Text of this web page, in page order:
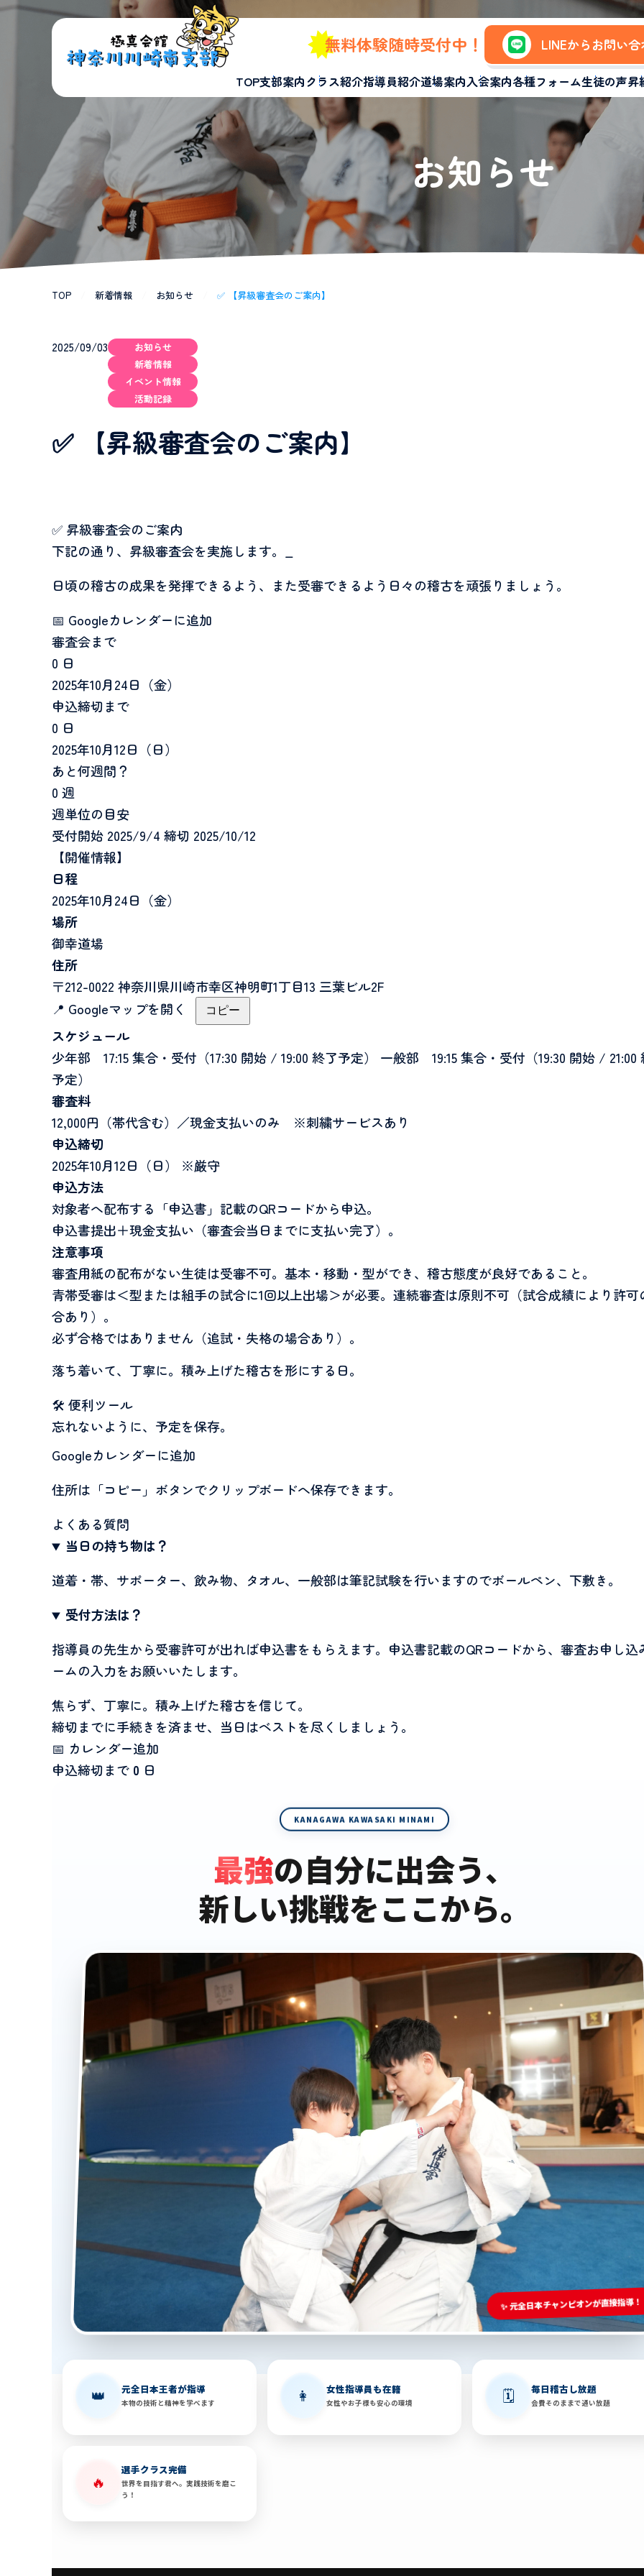
TOP支部案内クラス紹介指導員紹介道場案内入会案内各種フォーム生徒の声昇
無料体験随時受付中！ LINEからお問い
お知らせ
TOP 新着情報 お知らせ ✅ 【昇級審査会のご案内】
2025/09/03
お知らせ
新着情報
イベント情報
活動記録
✅ 【昇級審査会のご案内】
✅ 昇級審査会のご案内
下記の通り、 昇級審査会を実施します。
日頃の稽古の成果を発揮できるよう、また受審できるよう日々の稽古を頑張りましょう。
📅 Googleカレンダーに追加
審査会まで
0 日
2025年10月24日（金）
申込締切まで
0 日
2025年10月12日（日）
あと何週間？
0 週
週単位の目安
受付開始 2025/9/4 締切 2025/10/12
【開催情報】
日程
2025年10月24日（金）
場所
御幸道場
住所
〒212-0022 神奈川県川崎市幸区神明町1丁目13 三葉ビル2F
📍 Googleマップを開く コピー
スケジュール
少年部 17:15 集合・受付（17:30 開始 / 19:00 終了予定）
一般部 19:15 集合・受付（19:30 開始 / 21:00
予定）
審査料
12,000円（帯代含む）／現金支払いのみ ※刺繍サービスあり
申込締切
2025年10月12日（日） ※厳守
申込方法
対象者へ配布する「申込書」記載のQRコードから申込。
申込書提出＋現金支払い（審査会当日までに支払い完了）。
注意事項
審査用紙の配布がない生徒は受審不可。基本・移動・型ができ、稽古態度が良好であること。
青帯受審は＜型または組手の試合に1回以上出場＞が必要。連続審査は原則不可（試合成績により許可
合あり）。
必ず合格ではありません（追試・失格の場合あり）。
落ち着いて、丁寧に。積み上げた稽古を形にする日。
🛠 便利ツール
忘れないように、予定を保存。
Googleカレンダーに追加
住所は「コピー」ボタンでクリップボードへ保存できます。
よくある質問
当日の持ち物は？
道着・帯、サポーター、飲み物、タオル、 一般部は筆記試験を行いますのでボールペン、下敷き。
受付方法は？
指導員の先生から受審許可が出れば申込書をもらえます。申込書記載のQRコードから、審査お申し込
ームの入力をお願いいたします。
焦らず、丁寧に。積み上げた稽古を信じて。
締切までに手続きを済ませ、当日はベストを尽くしましょう。
📅 カレンダー追加
申込締切まで 0 日
KANAGAWA KAWASAKI MINAMI
最強の自分に出会う、
新しい挑戦をここから。
✨ 元全日本チャンピオンが直接指導！
👑 元全日本王者が指導
本物の技術と精神を学べます 👩 女性指導員も在籍
女性やお子様も安心の環境 🗓️ 毎日稽古し放題
会費そのままで通い放題
🔥
選手クラス完備
世界を目指す君へ。実践技術を磨こ
う！